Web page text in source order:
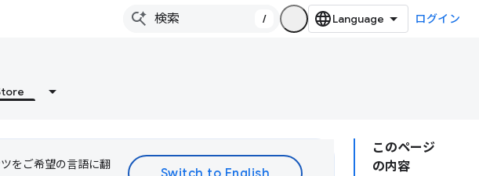
/ ログイン
このページ
の内容
をご希望の言語に翻